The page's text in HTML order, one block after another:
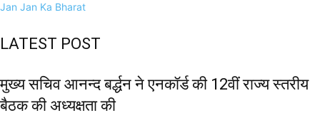
Jan Jan Ka Bharat
LATEST POST
मुख्य सचिव आनन्द बर्द्धन ने एनकॉर्ड की 12वीं राज्य स्तरीय
बैठक की अध्यक्षता की